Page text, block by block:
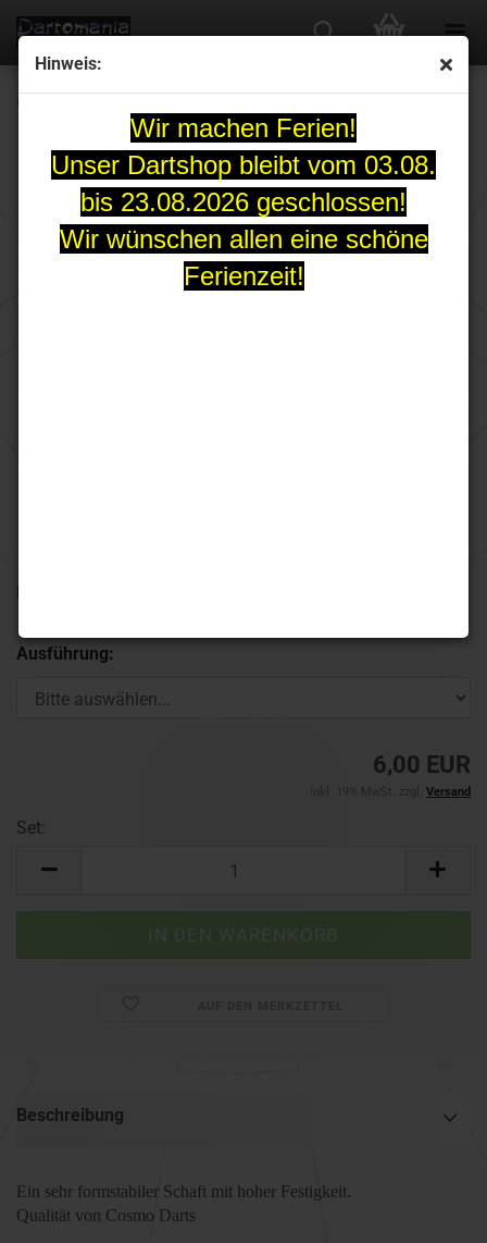
Hinweis:
Wir machen Ferien!
Unser Dartshop bleibt vom 03.08.
bis 23.08.2026 geschlossen!
Wir wünschen allen eine schöne
Ferienzeit!
Lieferzeit:
Ausführung:
6,00 EUR
inkl. 19% MwSt. zzgl. Versand
Set:
Beschreibung
Ein sehr formstabiler Schaft mit hoher Festigkeit.
Qualität von Cosmo Darts